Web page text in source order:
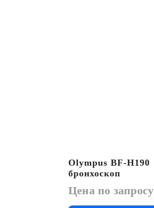
Olympus BF-H190
бронхоскоп
Цена по запросу